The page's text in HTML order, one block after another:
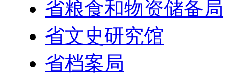
省粮食和物资储备局
省文史研究馆
省档案局